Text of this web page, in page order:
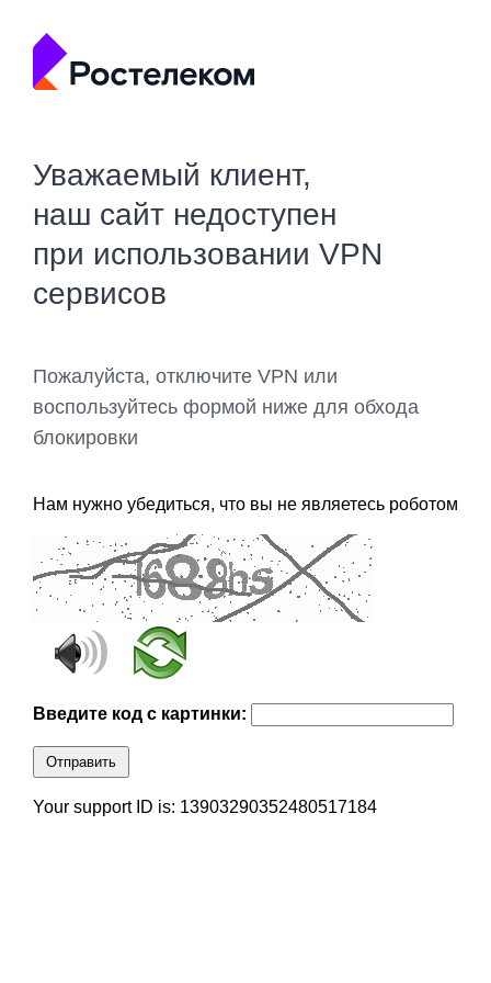
Уважаемый клиент,
наш сайт недоступен
при использовании VPN
сервисов
Пожалуйста, отключите VPN или
воспользуйтесь формой ниже для обхода
блокировки
Нам нужно убедиться, что вы не являетесь роботом
Введите код с картинки:
Отправить
Your support ID is: 13903290352480517184